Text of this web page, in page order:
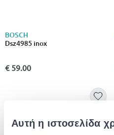
Αυτή η ιστοσελίδα
BOSCH
Dsz4985 inox
€ 59.00